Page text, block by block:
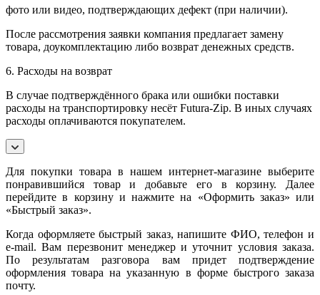
фото или видео, подтверждающих дефект (при наличии).
После рассмотрения заявки компания предлагает замену
товара, доукомплектацию либо возврат денежных средств.
6. Расходы на возврат
В случае подтверждённого брака или ошибки поставки
расходы на транспортировку несёт Futura-Zip. В иных случаях
расходы оплачиваются покупателем.
Для покупки товара в нашем интернет-магазине выберите
понравившийся товар и добавьте его в корзину. Далее
перейдите в корзину и нажмите на «Оформить заказ» или
«Быстрый заказ».
Когда оформляете быстрый заказ, напишите ФИО, телефон и
e-mail. Вам перезвонит менеджер и уточнит условия заказа.
По результатам разговора вам придет подтверждение
оформления товара на указанную в форме быстрого заказа
почту.